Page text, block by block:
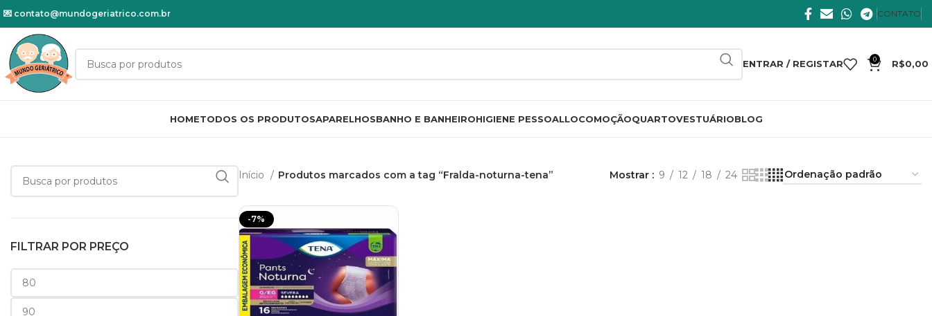
💌 contato@mundogeriatrico.com.br CONTATO
ENTRAR / REGISTAR 0 R$0,00
HOMETODOS OS PRODUTOSAPARELHOSBANHO E BANHEIROHIGIENE PESSOALLOCOMOÇÃOQUARTOVESTUÁRIOBLOG
FILTRAR POR PREÇO
Início Produtos marcados com a tag “Fralda-noturna-tena” Mostrar 9 12 18 24
-7%